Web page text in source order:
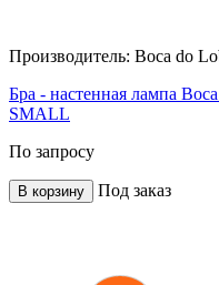
Производитель: Boca do
Бра - настенная лампа
SMALL
По запросу
В корзину Под заказ